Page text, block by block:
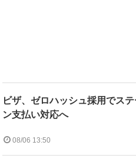
ビザ、ゼロハッシュ採用でス
ン支払い対応へ
08/06 13:50